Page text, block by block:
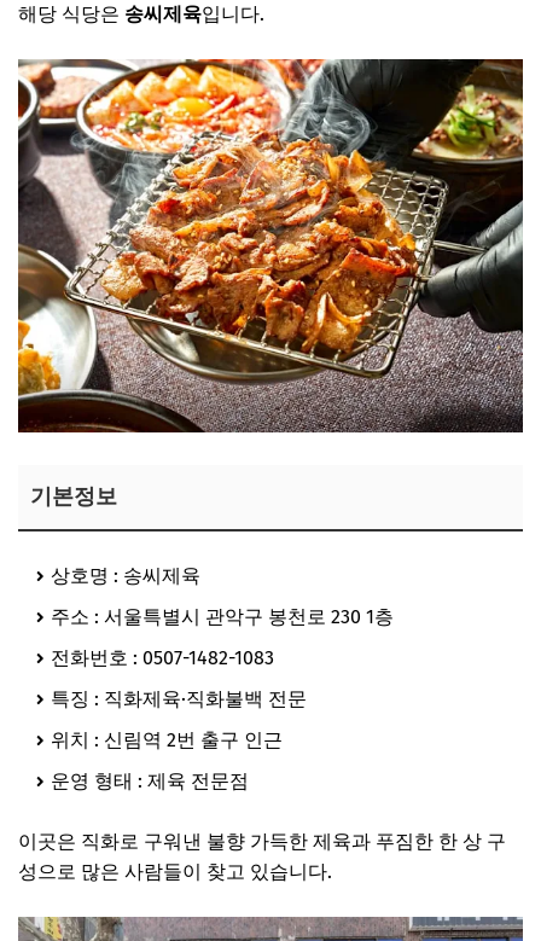
해당 식당은 송씨제육입니다.
기본정보
상호명 : 송씨제육
주소 : 서울특별시 관악구 봉천로 230 1층
전화번호 : 0507-1482-1083
특징 : 직화제육·직화불백 전문
위치 : 신림역 2번 출구 인근
운영 형태 : 제육 전문점
이곳은 직화로 구워낸 불향 가득한 제육과 푸짐한 한 상 구
성으로 많은 사람들이 찾고 있습니다.